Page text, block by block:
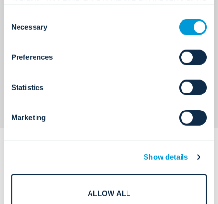
cookies. Click "Show details" below for more information
about who we share your information with.
Selection
Necessary
Preferences
Statistics
Marketing
Show details
ALLOW ALL
sucursales, oficinas y entornos ricos en datos.